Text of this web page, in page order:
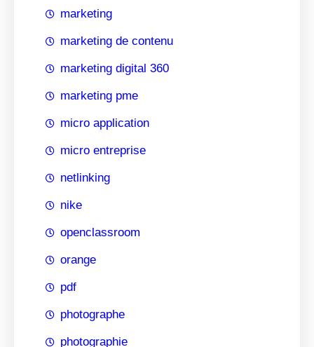
marketing
marketing de contenu
marketing digital 360
marketing pme
micro application
micro entreprise
netlinking
nike
openclassroom
orange
pdf
photographe
photographie